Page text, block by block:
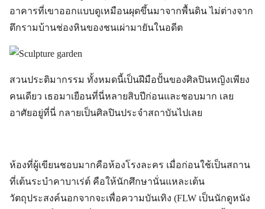
อาคารที่เขาออกแบบดูเหมือนผุดขึ้นมาจากพื้นดิน ไม่ต่างจาก
ตึกรามบ้านช่องหินของชนเผ่ามายันในอดีต
สวนประติมากรรม ทั้งหมดนี้เป็นฝีมือปั้นของศิลปินหญิงเพียง
คนเดียว เธอมาเยือนที่นี่หลายสิบปีก่อนและชอบมาก เลย
อาศัยอยู่ที่นี่ กลายเป็นศิลปินประจำสถาบันไปเลย
ห้องที่ผู้เขียนชอบมากคือห้องโรงละคร เมื่อก่อนใช้เป็นสถาน
ที่เต้นระบำคาบาเร่ต์ คือให้นักศึกษานั่นแหละเต้น
วัตถุประสงค์นอกจากจะเพื่อความบันเทิง (FLW เป็นนักดูหนัง